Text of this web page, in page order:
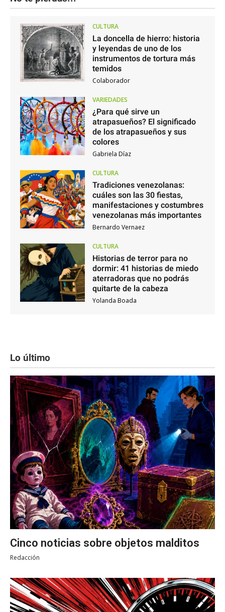
CULTURA
La doncella de hierro: historia
y leyendas de uno de los
instrumentos de tortura más
temidos
Colaborador
VARIEDADES
¿Para qué sirve un
atrapasueños? El significado
de los atrapasueños y sus
colores
Gabriela Díaz
CULTURA
Tradiciones venezolanas:
cuáles son las 30 fiestas,
manifestaciones y costumbres
venezolanas más importantes
Bernardo Vernaez
CULTURA
Historias de terror para no
dormir: 41 historias de miedo
aterradoras que no podrás
quitarte de la cabeza
Yolanda Boada
Lo último
Cinco noticias sobre objetos malditos
Redacción